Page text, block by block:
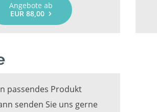
Angebote ab
EUR 88,00
passendes Produkt
senden Sie uns gerne